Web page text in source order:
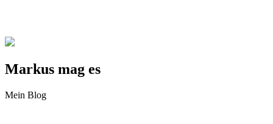
Markus mag es
Mein Blog